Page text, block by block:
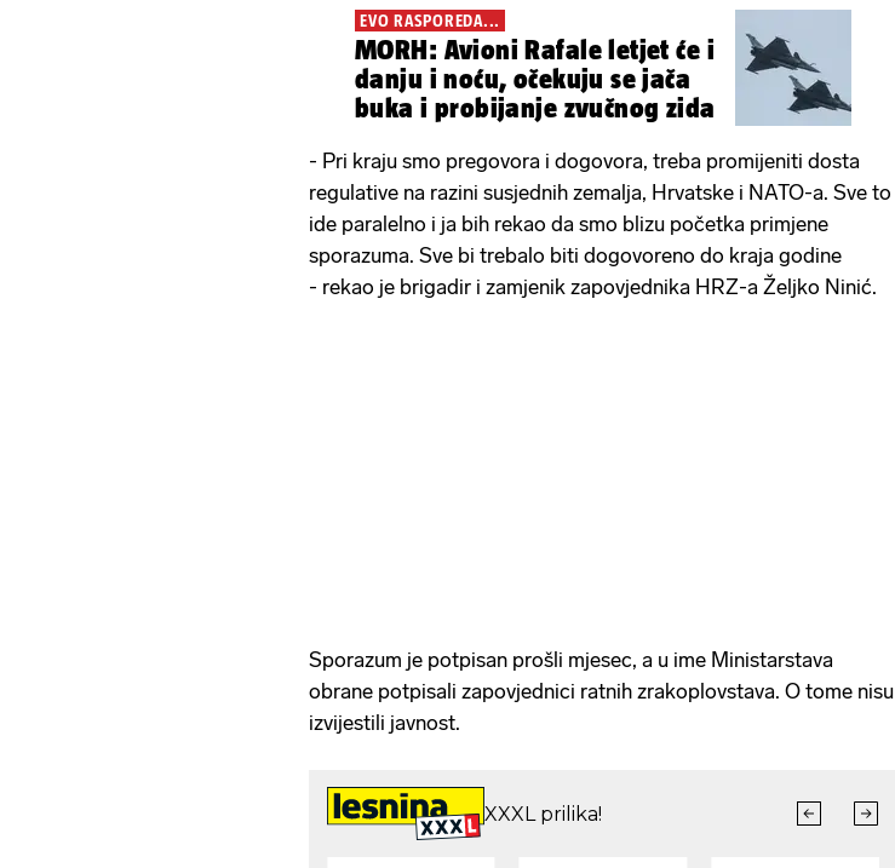
EVO RASPOREDA...
MORH: Avioni Rafale letjet će i
danju i noću, očekuju se jača
buka i probijanje zvučnog zida
- Pri kraju smo pregovora i dogovora, treba promijeniti dosta
regulative na razini susjednih zemalja, Hrvatske i NATO-a. Sve to
ide paralelno i ja bih rekao da smo blizu početka primjene
sporazuma. Sve bi trebalo biti dogovoreno do kraja godine
- rekao je brigadir i zamjenik zapovjednika HRZ-a Željko Ninić.
Sporazum je potpisan prošli mjesec, a u ime Ministarstava
obrane potpisali zapovjednici ratnih zrakoplovstava. O tome nisu
izvijestili javnost.